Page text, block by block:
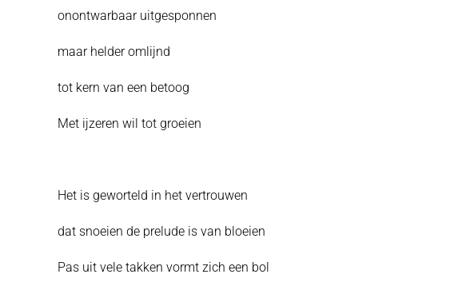
onontwarbaar uitgesponnen
maar helder omlijnd
tot kern van een betoog
Met ijzeren wil tot groeien
Het is geworteld in het vertrouwen
dat snoeien de prelude is van bloeien
Pas uit vele takken vormt zich een bol